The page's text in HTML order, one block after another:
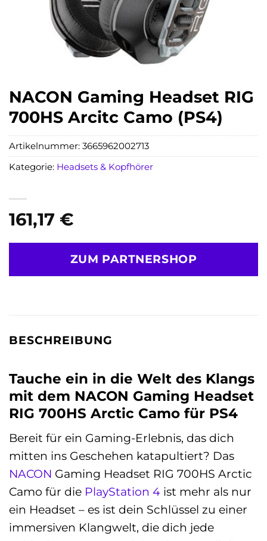
NACON Gaming Headset RIG
700HS Arcitc Camo (PS4)
161,17 €
ZUM PARTNERSHOP
Artikelnummer: 3665962002713
Kategorie: Headsets & Kopfhörer
BESCHREIBUNG
Tauche ein in die Welt des Klangs
mit dem NACON Gaming Headset
RIG 700HS Arctic Camo für PS4
Bereit für ein Gaming-Erlebnis, das dich
mitten ins Geschehen katapultiert? Das
NACON Gaming Headset RIG 700HS Arctic
Camo für die PlayStation 4 ist mehr als nur
ein Headset – es ist dein Schlüssel zu einer
immersiven Klangwelt, die dich jede